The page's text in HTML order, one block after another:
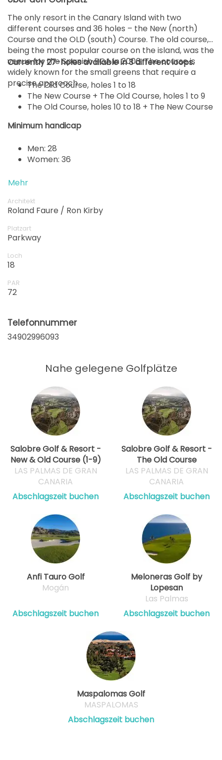
The only resort in the Canary Island with two
different courses and 36 holes – the New (north)
Course and the OLD (south) Course. The old course,
being the most popular course on the island, was the
venue for the Spanish PGA in 2006. The course is
widely known for the small greens that require a
precise approach.
Currently 27-holes available in 3 different loops.
The Old Course, holes 1 to 18
The New Course + The Old Course, holes 1 to 9
The Old Course, holes 10 to 18 + The New Course
Minimum handicap
Men: 28
Women: 36
Mehr
Architekt
Roland Faure / Ron Kirby
Platzart
Parkway
Loch
18
PAR
72
Telefonnummer
34902996093
Nahe gelegene Golfplätze
Salobre Golf & Resort -
New & Old Course (1-9)
LAS PALMAS DE GRAN
CANARIA
Abschlagszeit buchen
Salobre Golf & Resort -
The Old Course
LAS PALMAS DE GRAN
CANARIA
Abschlagszeit buchen
Anfi Tauro Golf
Mogán
Abschlagszeit buchen
Meloneras Golf by
Lopesan
Las Palmas
Abschlagszeit buchen
Maspalomas Golf
MASPALOMAS
Abschlagszeit buchen